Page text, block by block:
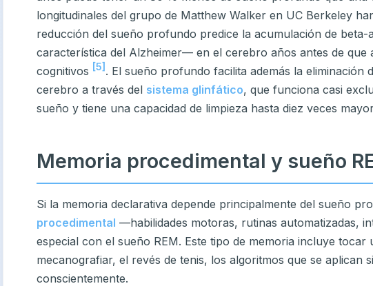
longitudinales del grupo de Matthew Walker en UC Berkeley
reducción del sueño profundo predice la acumulación de
característica del Alzheimer— en el cerebro años antes de que
cognitivos [5] . El sueño profundo facilita además la eliminación
cerebro a través del sistema glinfático, que funciona casi
sueño y tiene una capacidad de limpieza hasta diez veces
Memoria procedimental y sueño
Si la memoria declarativa depende principalmente del sueño
procedimental —habilidades motoras, rutinas automatizadas,
especial con el sueño REM. Este tipo de memoria incluye tocar
mecanografiar, el revés de tenis, los algoritmos que se aplican
conscientemente.